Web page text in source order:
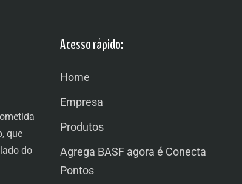
que
do
Acesso rápido:
Home
Empresa
Produtos
Agrega BASF agora é Conecta
Pontos